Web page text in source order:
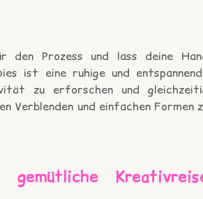
Prozess und lass deine
ist eine ruhige und
zu erforschen und
Verblenden und einfachen Formen